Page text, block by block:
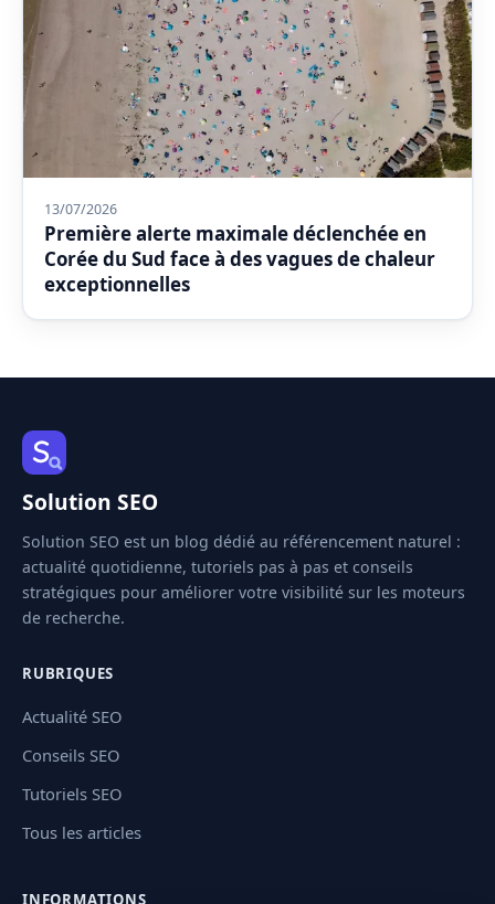
13/07/2026
Première alerte maximale déclenchée en
Corée du Sud face à des vagues de chaleur
exceptionnelles
Solution SEO
Solution SEO est un blog dédié au référencement naturel :
actualité quotidienne, tutoriels pas à pas et conseils
stratégiques pour améliorer votre visibilité sur les moteurs
de recherche.
RUBRIQUES
Actualité SEO
Conseils SEO
Tutoriels SEO
Tous les articles
INFORMATIONS